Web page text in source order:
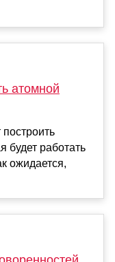
атомной
будет работать
ожидается,